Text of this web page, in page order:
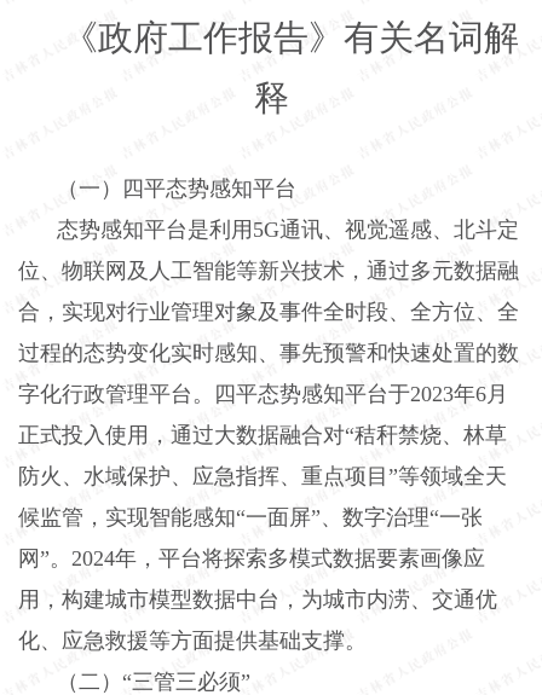
《政府工作报告》有关名词解
释
（一）四平态势感知平台
态势感知平台是利用 5G通讯、视觉遥感、北斗定
位、物联网及人工智能等新兴技术，通过多元数据融
合，实现对行业管理对象及事件全时段、全方位、全
过程的态势变化实时感知、事先预警和快速处置的数
字化行政管理平台。四平态势感知平台于2023年6 月
正式投入使用，通过大数据融合对“秸秆禁烧、林草
防火、水域保护、应急指挥、重点项目”等领域全天
候监管，实现智能感知“一面屏”、数字治理“一张
网”。 2024年，平台将探索多模式数据要素画像应
用，构建城市模型数据中台，为城市内涝、交通优
化、应急救援等方面提供基础支撑。
（二）“三管三必须”